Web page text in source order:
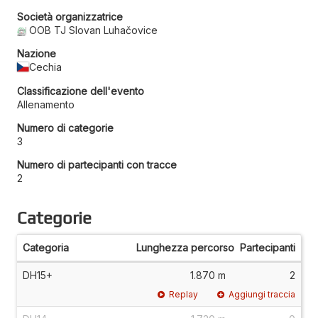
Società organizzatrice
OOB TJ Slovan Luhačovice
Nazione
Cechia
Classificazione dell'evento
Allenamento
Numero di categorie
3
Numero di partecipanti con tracce
2
Categorie
Categoria Lunghezza percorso Partecipanti
DH15+ 1.870 m 2
Replay Aggiungi traccia